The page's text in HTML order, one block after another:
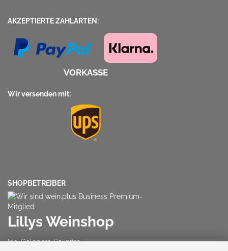
AKZEPTIERTE ZAHLARTEN:
VORKASSE
Wir versenden mit:
SHOPBETREIBER
Lillys Weinshop
Inh. Calogera Salinitro